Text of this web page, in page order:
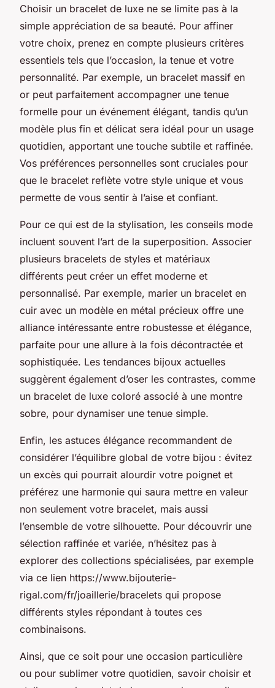
Choisir un bracelet de luxe ne se limite pas à la
simple appréciation de sa beauté. Pour affiner
votre choix, prenez en compte plusieurs critères
essentiels tels que l’occasion, la tenue et votre
personnalité. Par exemple, un bracelet massif en
or peut parfaitement accompagner une tenue
formelle pour un événement élégant, tandis qu’un
modèle plus fin et délicat sera idéal pour un usage
quotidien, apportant une touche subtile et raffinée.
Vos préférences personnelles sont cruciales pour
que le bracelet reflète votre style unique et vous
permette de vous sentir à l’aise et confiant.
Pour ce qui est de la stylisation, les conseils mode
incluent souvent l’art de la superposition. Associer
plusieurs bracelets de styles et matériaux
différents peut créer un effet moderne et
personnalisé. Par exemple, marier un bracelet en
cuir avec un modèle en métal précieux offre une
alliance intéressante entre robustesse et élégance,
parfaite pour une allure à la fois décontractée et
sophistiquée. Les tendances bijoux actuelles
suggèrent également d’oser les contrastes, comme
un bracelet de luxe coloré associé à une montre
sobre, pour dynamiser une tenue simple.
Enfin, les astuces élégance recommandent de
considérer l’équilibre global de votre bijou : évitez
un excès qui pourrait alourdir votre poignet et
préférez une harmonie qui saura mettre en valeur
non seulement votre bracelet, mais aussi
l’ensemble de votre silhouette. Pour découvrir une
sélection raffinée et variée, n’hésitez pas à
explorer des collections spécialisées, par exemple
via ce lien https://www.bijouterie-
rigal.com/fr/joaillerie/bracelets qui propose
différents styles répondant à toutes ces
combinaisons.
Ainsi, que ce soit pour une occasion particulière
ou pour sublimer votre quotidien, savoir choisir et